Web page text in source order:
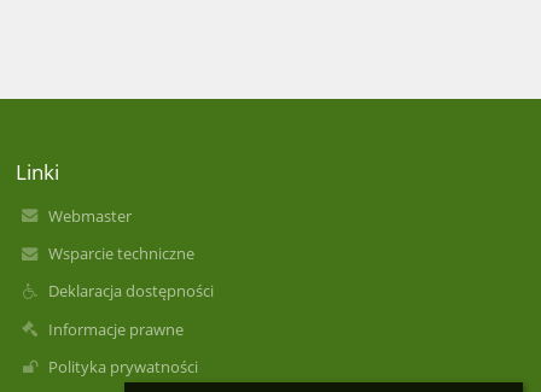
Linki
Webmaster
Wsparcie techniczne
Deklaracja dostępności
Informacje prawne
Polityka prywatności